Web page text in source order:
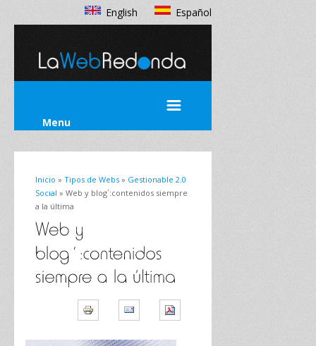
English Español
Menu
Inicio » Tipos de Webs » Gestionable 2.0
Social » Web y blog´:contenidos siempre
a la última